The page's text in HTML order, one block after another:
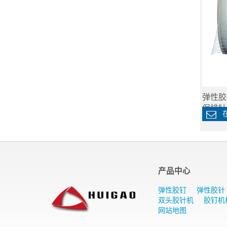
弹性
保排
在
产品中心
弹性胶钉
弹性胶针
双头胶针机
胶钉机
网站地图